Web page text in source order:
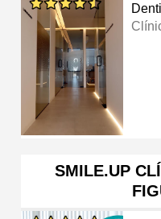
SMILE.UP